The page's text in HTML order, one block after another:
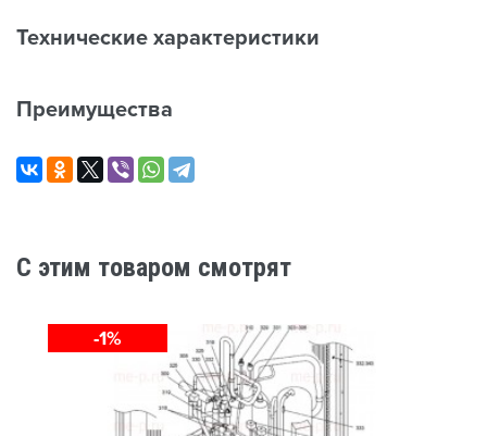
Технические характеристики
Преимущества
C этим товаром смотрят
-1%